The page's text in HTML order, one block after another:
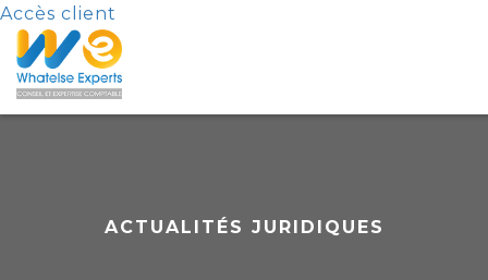
Accès client
ACTUALITÉS JURIDIQUES